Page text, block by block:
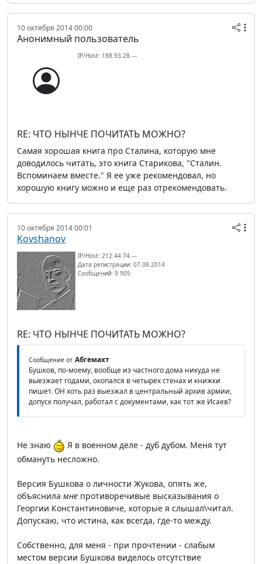
10 октября 2014 00:00
Анонимный пользователь
IP/Host: 188.93.28.---
RE: ЧТО НЫНЧЕ ПОЧИТАТЬ МОЖНО?
Самая хорошая книга про Сталина, которую мне
доводилось читать, это книга Старикова, "Сталин.
Вспоминаем вместе." Я ее уже рекомендовал, но
хорошую книгу можно и еще раз отрекомендовать.
10 октября 2014 00:01
Kovshanov
IP/Host: 212.44.74.---
Дата регистрации: 07.08.2014
Сообщений: 9 905
RE: ЧТО НЫНЧЕ ПОЧИТАТЬ МОЖНО?
Сообщение от Абгемахт
Бушков, по-моему, вообще из частного дома никуда не
выезжает годами, окопался в четырех стенах и книжки
пишет. ОН хоть раз выезжал в центральный архив армии,
допуск получал, работал с документами, как тот же Исаев?
Не знаю
Я в военном деле - дуб дубом. Меня тут
обмануть несложно.
Версия Бушкова о личности Жукова, опять же,
объяснила мне противоречивые высказывания о
Георгии Константиновиче, которые я слышал\читал.
Допускаю, что истина, как всегда, где-то между.
Собственно, для меня - при прочтении - слабым
местом версии Бушкова виделось отсутствие